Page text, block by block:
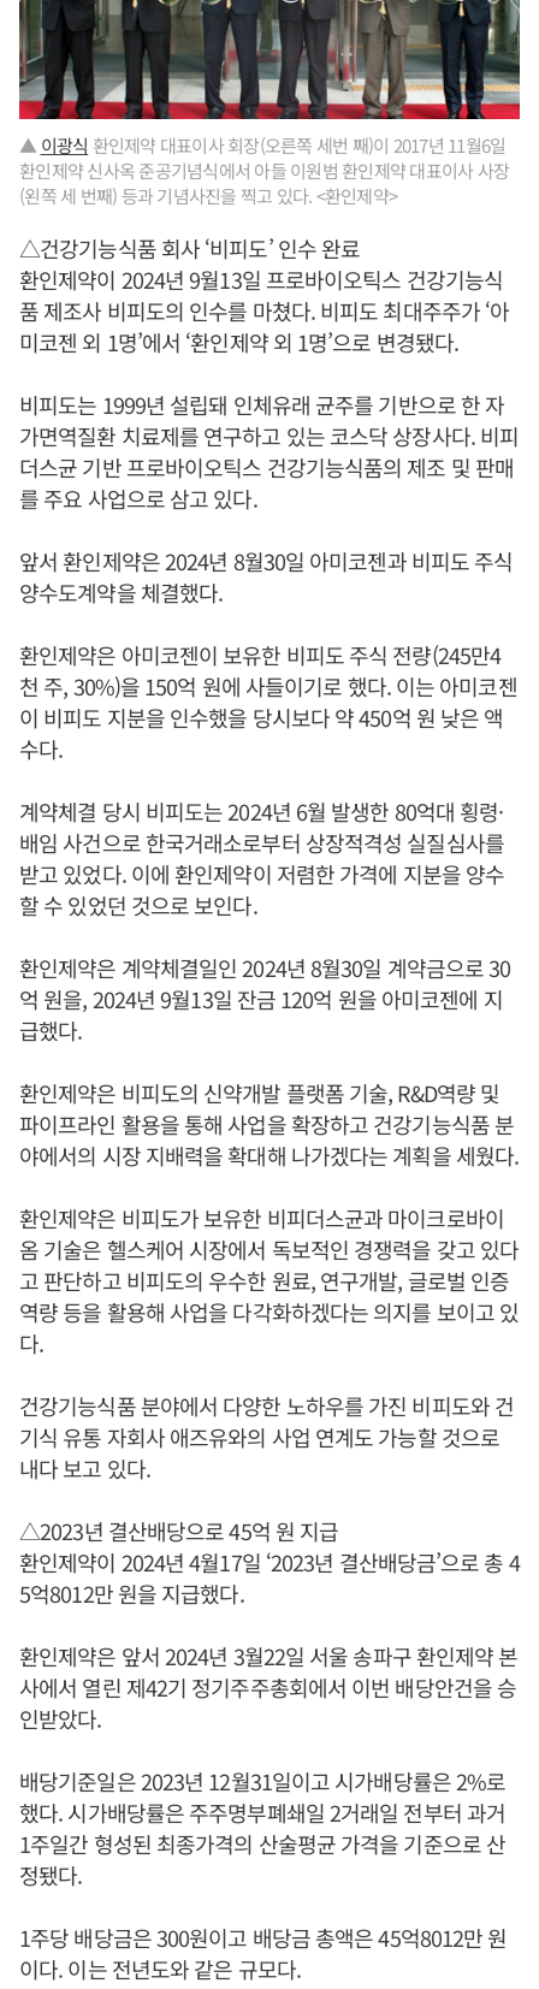
▲ 이광식 환인제약 대표이사 회장(오른쪽 세번 째)이 2017년 11월6일
환인제약 신사옥 준공기념식에서 아들 이원범 환인제약 대표이사 사장
(왼쪽 세 번째) 등과 기념사진을 찍고 있다. <환인제약>
△건강기능식품 회사 ‘비피도’ 인수 완료
환인제약이 2024년 9월13일 프로바이오틱스 건강기능식
품 제조사 비피도의 인수를 마쳤다. 비피도 최대주주가 ‘아
미코젠 외 1명’에서 ‘환인제약 외 1명’으로 변경됐다.
비피도는 1999년 설립돼 인체유래 균주를 기반으로 한 자
가면역질환 치료제를 연구하고 있는 코스닥 상장사다. 비피
더스균 기반 프로바이오틱스 건강기능식품의 제조 및 판매
를 주요 사업으로 삼고 있다.
앞서 환인제약은 2024년 8월30일 아미코젠과 비피도 주식
양수도계약을 체결했다.
환인제약은 아미코젠이 보유한 비피도 주식 전량(245만4
천 주, 30%)을 150억 원에 사들이기로 했다. 이는 아미코젠
이 비피도 지분을 인수했을 당시보다 약 450억 원 낮은 액
수다.
계약체결 당시 비피도는 2024년 6월 발생한 80억대 횡령·
배임 사건으로 한국거래소로부터 상장적격성 실질심사를
받고 있었다. 이에 환인제약이 저렴한 가격에 지분을 양수
할 수 있었던 것으로 보인다.
환인제약은 계약체결일인 2024년 8월30일 계약금으로 30
억 원을, 2024년 9월13일 잔금 120억 원을 아미코젠에 지
급했다.
환인제약은 비피도의 신약개발 플랫폼 기술, R&D역량 및
파이프라인 활용을 통해 사업을 확장하고 건강기능식품 분
야에서의 시장 지배력을 확대해 나가겠다는 계획을 세웠다.
환인제약은 비피도가 보유한 비피더스균과 마이크로바이
옴 기술은 헬스케어 시장에서 독보적인 경쟁력을 갖고 있다
고 판단하고 비피도의 우수한 원료, 연구개발, 글로벌 인증
역량 등을 활용해 사업을 다각화하겠다는 의지를 보이고 있
다.
건강기능식품 분야에서 다양한 노하우를 가진 비피도와 건
기식 유통 자회사 애즈유와의 사업 연계도 가능할 것으로
내다 보고 있다.
△2023년 결산배당으로 45억 원 지급
환인제약이 2024년 4월17일 ‘2023년 결산배당금’으로 총 4
5억8012만 원을 지급했다.
환인제약은 앞서 2024년 3월22일 서울 송파구 환인제약 본
사에서 열린 제42기 정기주주총회에서 이번 배당안건을 승
인받았다.
배당기준일은 2023년 12월31일이고 시가배당률은 2%로
했다. 시가배당률은 주주명부폐쇄일 2거래일 전부터 과거
1주일간 형성된 최종가격의 산술평균 가격을 기준으로 산
정됐다.
1주당 배당금은 300원이고 배당금 총액은 45억8012만 원
이다. 이는 전년도와 같은 규모다.